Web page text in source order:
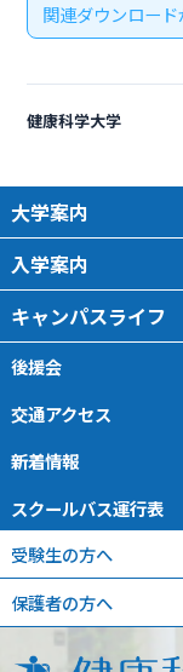
関連ダウンロー
健康科学大学
大学案内
入学案内
キャンパスライフ
後援会
交通アクセス
新着情報
スクールバス運行表
受験生の方へ
保護者の方へ